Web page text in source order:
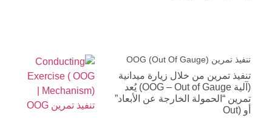
تنفيذ تمرين OOG (Out Of Gauge)
تنفيذ تمرين من خلال زيارة ميدانية
(آلية OOG – Out of Gauge) يُعد
تمرين “الحمولة الخارجة عن الأبعاد”
أو (Out